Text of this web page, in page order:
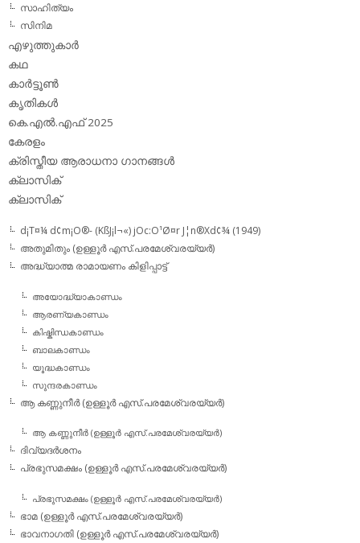
സാഹിത്യം
സിനിമ
എഴുത്തുകാര്‍
കഥ
കാര്‍ട്ടൂണ്‍
കൃതികള്‍
കെ.എല്‍.എഫ് 2025
കേരളം
ക്രിസ്തീയ ആരാധനാ ഗാനങ്ങള്‍
ക്ലാസിക്‌
ക്ലാസിക്
d¡T¤¼ d¢m¡O®- (KßJ¡l¬«) jOc:O¹Ø¤r J¦n®Xd¢¾ (1949)
അതുമിതും (ഉള്ളൂര്‍ എസ്.പരമേശ്വരയ്യര്‍)
അദ്ധ്യാത്മ രാമായണം കിളിപ്പാട്ട്‌
അയോദ്ധ്യാകാണ്ഡം
ആരണ്യകാണ്ഡം
കിഷ്കിന്ധകാണ്ഡം
ബാലകാണ്ഡം
യൂദ്ധകാണ്ഡം
സുന്ദരകാണ്ഡം
ആ കണ്ണുനീര്‍ (ഉള്ളൂര്‍ എസ്.പരമേശ്വരയ്യര്‍)
ആ കണ്ണുനീര്‍ (ഉള്ളൂര്‍ എസ്.പരമേശ്വരയ്യര്‍)
ദിവ്യദര്‍ശനം
പ്രഭുസമക്ഷം (ഉള്ളൂര്‍ എസ്.പരമേശ്വരയ്യര്‍)
പ്രഭുസമക്ഷം (ഉള്ളൂര്‍ എസ്.പരമേശ്വരയ്യര്‍)
ഭാമ (ഉള്ളൂര്‍ എസ്.പരമേശ്വരയ്യര്‍)
ഭാവനാഗതി (ഉള്ളൂര്‍ എസ്.പരമേശ്വരയ്യര്‍)